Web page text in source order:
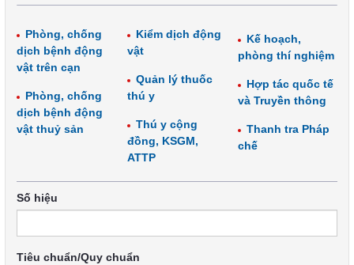
Phòng, chống
dịch bệnh động
vật trên cạn
Phòng, chống
dịch bệnh động
vật thuỷ sản
Kiểm dịch động
vật
Quản lý thuốc
thú y
Thú y cộng
đồng, KSGM,
ATTP
Kế hoạch,
phòng thí nghiệm
Hợp tác quốc tế
và Truyền thông
Thanh tra Pháp
chế
Số hiệu
Tiêu chuẩn/Quy chuẩn